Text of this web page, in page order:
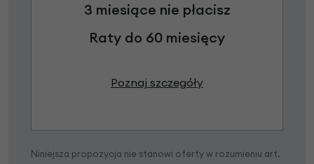
3 miesiące nie płacisz
Raty do 60 miesięcy
Poznaj szczegóły
Niniejsza propozycja nie stanowi oferty w rozumieniu art.